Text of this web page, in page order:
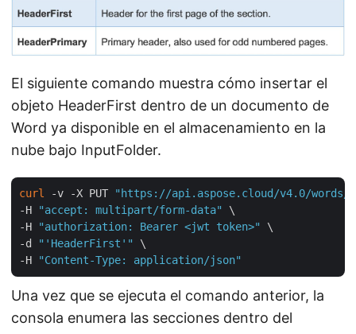
El siguiente comando muestra cómo insertar el
objeto HeaderFirst dentro de un documento de
Word ya disponible en el almacenamiento en la
nube bajo InputFolder.
curl -v -X PUT
"https://api.aspose.cloud/v4.0/words/
-H
"accept: multipart/form-data"
\
-H
"authorization: Bearer <jwt token>"
\
-d
"'HeaderFirst'"
\
-H
"Content-Type: application/json"
Una vez que se ejecuta el comando anterior, la
consola enumera las secciones dentro del